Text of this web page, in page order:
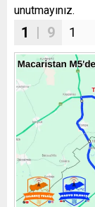
unutmayınız.
1 | 9 1